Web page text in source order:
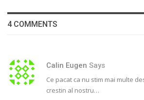
4 COMMENTS
Calin Eugen Says
Ce pacat ca nu stim mai multe
crestin al nostru…